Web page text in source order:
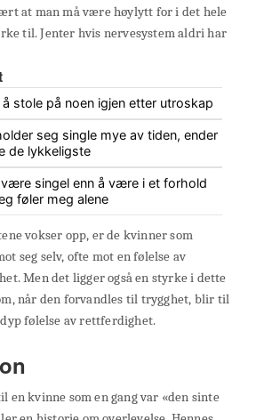
at man må være høylytt for i det hele
til. Jenter hvis nervesystem aldri har
stole på noen igjen etter utroskap
seg single mye av tiden, ender
de lykkeligste
singel enn å være i et forhold
føler meg alene
vokser opp, er de kvinner som
seg selv, ofte mot en følelse av
Men det ligger også en styrke i dette
når den forvandles til trygghet, blir til
følelse av rettferdighet.
en kvinne som en gang var «den sinte